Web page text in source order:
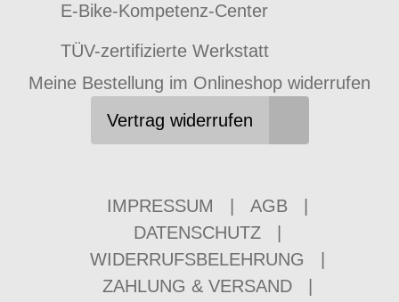
E-Bike-Kompetenz-Center
TÜV-zertifizierte Werkstatt
Meine Bestellung im Onlineshop widerrufen
Vertrag widerrufen
IMPRESSUM AGB
DATENSCHUTZ
WIDERRUFSBELEHRUNG
ZAHLUNG & VERSAND